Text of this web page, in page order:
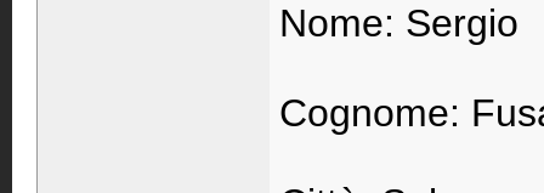
Nome: Sergio
Cognome: